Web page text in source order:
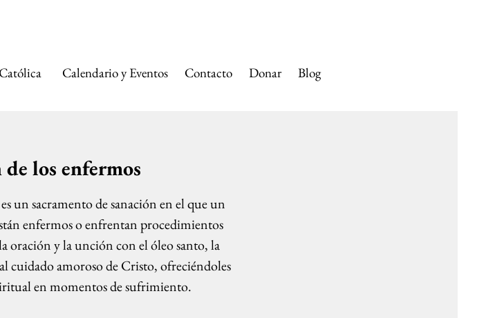
Calendario y Eventos Contacto Donar Blog
los enfermos
un sacramento de sanación en el que un
enfermos o enfrentan procedimientos
oración y la unción con el óleo santo, la
cuidado amoroso de Cristo, ofreciéndoles
en momentos de sufrimiento.